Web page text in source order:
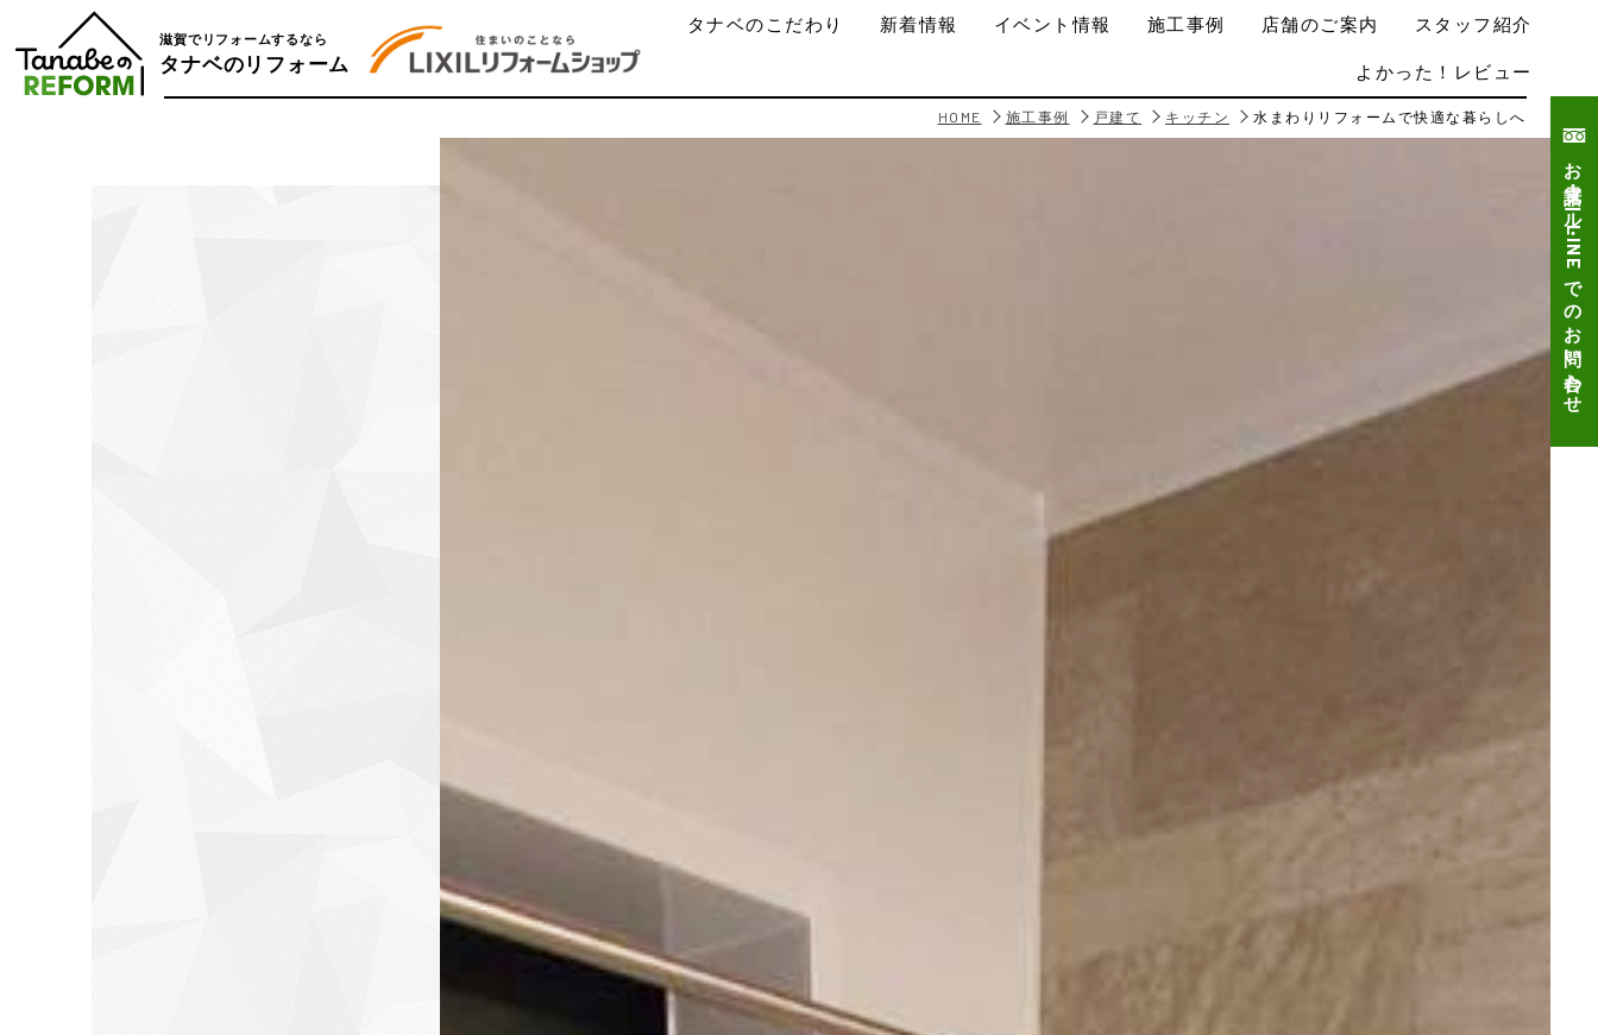
滋賀でリフォームするなら
タナベのリフォーム
タナベのこだわり 新着情報 イベント情報 施工事例 店舗のご案内 スタッフ紹介
よかった！レビュー
お電話・メール・LINEでのお問い合わせ
HOME 施工事例 戸建て キッチン 水まわりリフォームで快適な暮らしへ